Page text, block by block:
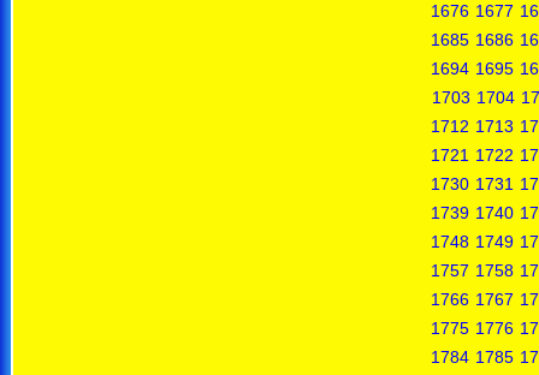
1676 1677
1685 1686
1694 1695
1703 1704
1712 1713
1721 1722
1730 1731
1739 1740
1748 1749
1757 1758
1766 1767
1775 1776
1784 1785